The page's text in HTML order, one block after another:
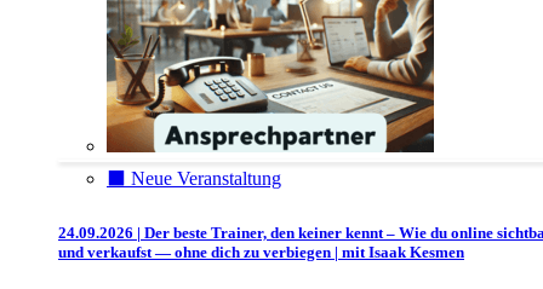
⬛️ Neue Veranstaltung
24.09.2026 | Der beste Trainer, den keiner kennt – Wie du online
und verkaufst — ohne dich zu verbiegen | mit Isaak Kesmen